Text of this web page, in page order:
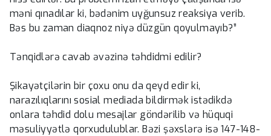
məni qınadılar ki, bədənim uyğunsuz reaksiya verib.
Bəs bu zaman diaqnoz niyə düzgün qoyulmayıb?”
Tənqidlərə cavab əvəzinə təhdidmi edilir?
Şikayətçilərin bir çoxu onu da qeyd edir ki,
narazılıqlarını sosial mediada bildirmək istədikdə
onlara təhdid dolu mesajlar göndərilib və hüquqi
məsuliyyətlə qorxudulublar. Bəzi şəxslərə isə 147-148-